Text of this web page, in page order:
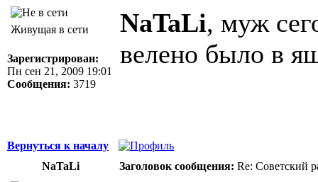
Живущая в сети
Зарегистрирован:
Пн сен 21, 2009 19:01
Сообщения: 3719
NaTaLi, муж
велено было в
Вернуться к началу
NaTaLi
Заголовок сообщения: Re: Советский